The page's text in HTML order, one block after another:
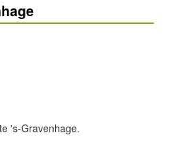
's-Gravenhage.